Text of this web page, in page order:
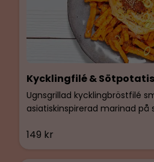
Kycklingfilé & Sötpotatis
149 kr
Ugnsgrillad kycklingbröstfilé
asiatiskinspirerad marinad på
ugnsbakad sötpotatis
basilikaolja. Glutenfri &